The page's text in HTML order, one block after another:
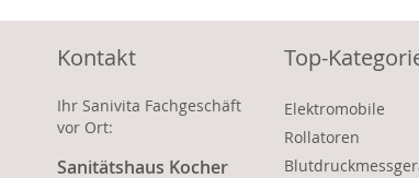
Kontakt
Ihr Sanivita Fachgeschäft
vor Ort:
Sanitätshaus Kocher
Top-
Elektromobile
Rollatoren